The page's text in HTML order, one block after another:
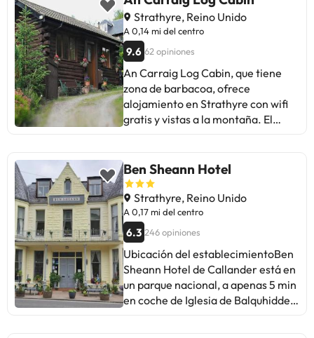
Strathyre, Reino Unido
A 0,14 mi del centro
9.6 62 opiniones
An Carraig Log Cabin, que tiene
zona de barbacoa, ofrece
alojamiento en Strathyre con wifi
gratis y vistas a la montaña. El
zona en la que se pueden practicar
actividades como senderismo y
ciclismo. Este chalet de montaña
consta de 1 dormitorio, una sala de
estar, una cocina totalmente
equipada con nevera y hervidor, y 1
baño con ducha y artículos de aseo
gratuitos. Hay toallas y ropa de
cama en el chalet de montaña.
Lago de Menteith está a 28 km del
Ben Sheann Hotel
Strathyre, Reino Unido
A 0,17 mi del centro
6.3 246 opiniones
Ubicación del establecimientoBen
Sheann Hotel de Callander está en
un parque nacional, a apenas 5 min
en coche de Iglesia de Balquhidder